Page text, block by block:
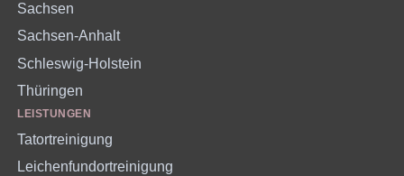
Sachsen
Sachsen-Anhalt
Schleswig-Holstein
Thüringen
LEISTUNGEN
Tatortreinigung
Leichenfundortreinigung